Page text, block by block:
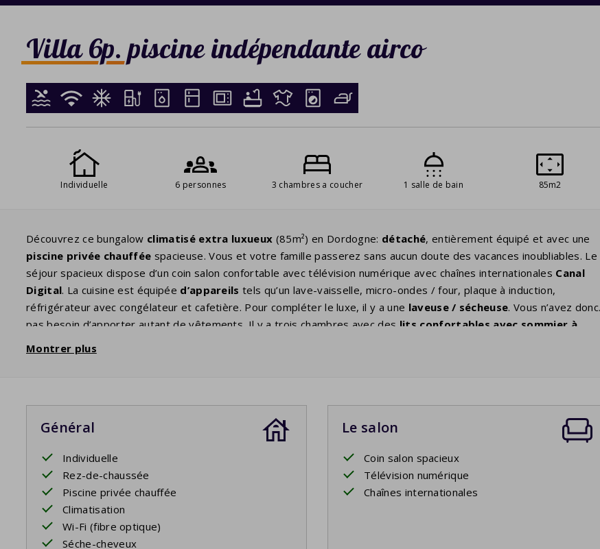
Villa 6p. piscine indépendante airco
Individuelle 6 personnes 3 chambres a coucher 1 salle de bain 85m2
Découvrez ce bungalow climatisé extra luxueux (85m²) en Dordogne: détaché, entièrement équipé et avec une
piscine privée chauffée spacieuse. Vous et votre famille passerez sans aucun doute des vacances inoubliables. Le
séjour spacieux dispose d’un coin salon confortable avec télévision numérique avec chaînes internationales Canal
Digital. La cuisine est équipée d’appareils tels qu’un lave-vaisselle, micro-ondes / four, plaque à induction,
réfrigérateur avec congélateur et cafetière. Pour compléter le luxe, il y a une laveuse / sécheuse. Vous n’avez donc
pas besoin d’apporter autant de vêtements. Il y a trois chambres avec des lits confortables avec sommier à
. Dans la salle de bains spacieuse, vous trouverez une
, vous avez une vue sur la très grande
Piscine privée ouverte: 18/4/2026 - 26/9/2026
Montrer plus
Général
Individuelle
Rez-de-chaussée
Piscine privée chauffée
Climatisation
Wi-Fi (fibre optique)
Séche-cheveux
Le salon
Coin salon spacieux
Télévision numérique
Chaînes internationales